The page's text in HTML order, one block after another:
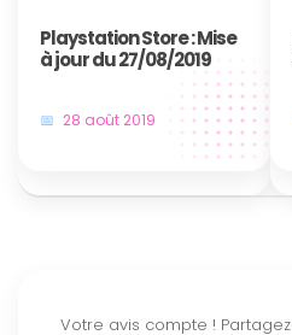
Playstation Store : Mise
à jour du 27/08/2019
28 août 2019